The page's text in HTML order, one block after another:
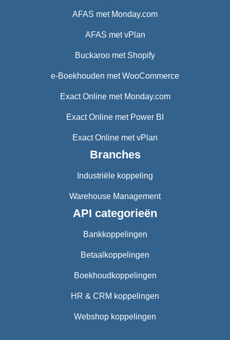
AFAS met Monday.com
AFAS met vPlan
Buckaroo met Shopify
e-Boekhouden met WooCommerce
Exact Online met Monday.com
Exact Online met Power BI
Exact Online met vPlan
Branches
Industriële koppeling
Warehouse Management
API categorieën
Bankkoppelingen
Betaalkoppelingen
Boekhoudkoppelingen
HR & CRM koppelingen
Webshop koppelingen